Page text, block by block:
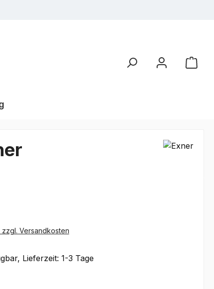
zzgl. Versandkosten
Lieferzeit: 1-3 Tage